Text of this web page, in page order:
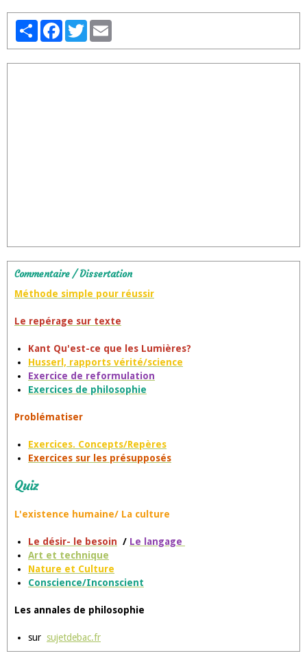
PartagerFacebookTwitter
Commentaire / Dissertation
Méthode simple pour réussir
Le repérage sur texte
Kant Qu'est-ce que les Lumières?
Husserl, rapports vérité/science
Exercice de reformulation
Exercices de philosophie
Problématiser
Exercices. Concepts/Repères
Exercices sur les présupposés
Quiz
L'existence humaine/ La culture
Le désir- le besoin / Le langage
Art et technique
Nature et Culture
Conscience/Inconscient
Les annales de philosophie
sur sujetdebac.fr